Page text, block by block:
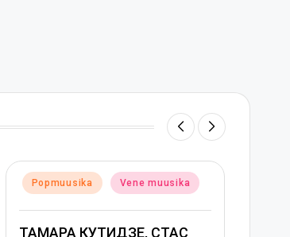
Posted
Popmuusika Vene muusika
Григорий Лепс, Юлия